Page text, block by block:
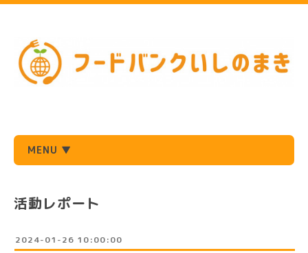
MENU ▼
活動レポート
2024-01-26 10:00:00